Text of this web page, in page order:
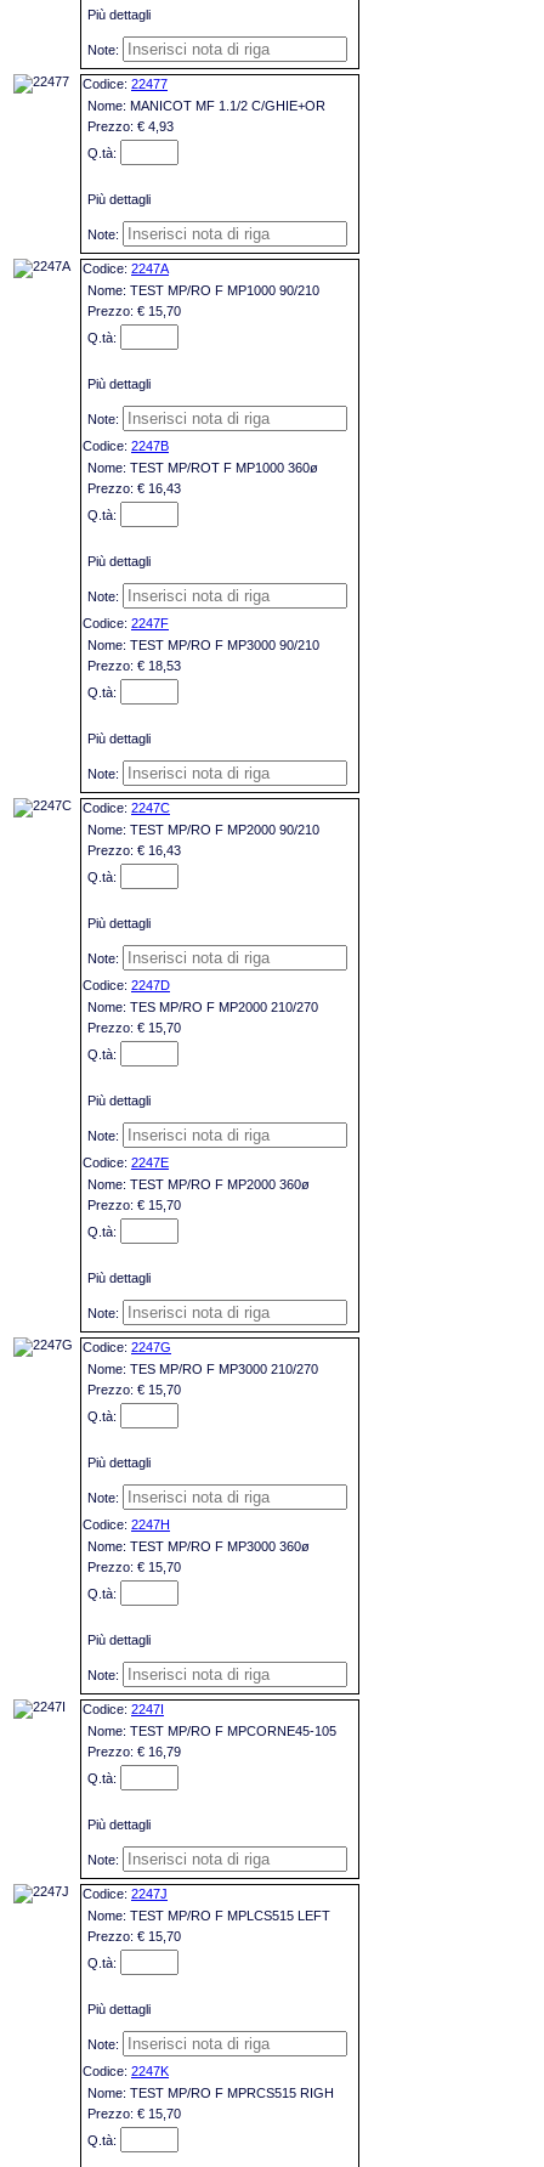
Più dettagli
22477
MANICOT MF 1.1/2 C/GHIE+OR
€ 4,93
Più dettagli
2247A
TEST MP/RO F MP1000 90/210
€ 15,70
Più dettagli
2247B
TEST MP/ROT F MP1000 360ø
€ 16,43
Più dettagli
2247F
TEST MP/RO F MP3000 90/210
€ 18,53
Più dettagli
2247C
TEST MP/RO F MP2000 90/210
€ 16,43
Più dettagli
2247D
TES MP/RO F MP2000 210/270
€ 15,70
Più dettagli
2247E
TEST MP/RO F MP2000 360ø
€ 15,70
Più dettagli
2247G
TES MP/RO F MP3000 210/270
€ 15,70
Più dettagli
2247H
TEST MP/RO F MP3000 360ø
€ 15,70
Più dettagli
2247I
TEST MP/RO F MPCORNE45-105
€ 16,79
Più dettagli
2247J
TEST MP/RO F MPLCS515 LEFT
€ 15,70
Più dettagli
2247K
TEST MP/RO F MPRCS515 RIGH
€ 15,70